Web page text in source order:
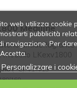
Mediline
antideflagrante
modello LKexv1800
(° C): +1÷+15
160
web utilizza cookie
pubblicità
navigazione. Per
Personalizzare i